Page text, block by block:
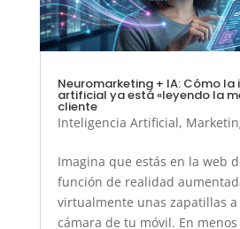
Neuromarketing + IA: Cómo
artificial ya está «leyendo la
cliente
Inteligencia Artificial,
Imagina que estás en la web
función de realidad
virtualmente unas zapatillas a
cámara de tu móvil. En